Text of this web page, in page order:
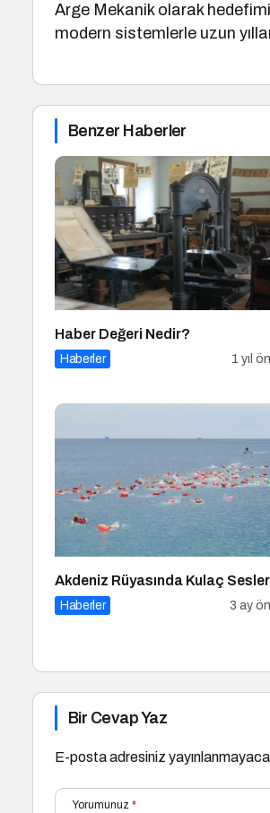
Arge Mekanik olarak
modern sistemlerle uzun
Benzer Haberler
Haber Değeri Nedir?
Haberler 1 yıl
Akdeniz Rüyasında Kulaç
Haberler 3 ay
Bir Cevap Yaz
E-posta adresiniz
Yorumunuz *